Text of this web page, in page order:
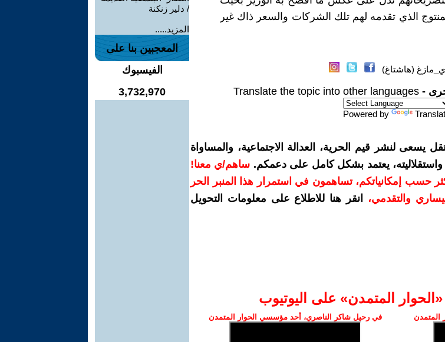
الذي تقدمه لهم تلك الشركات والسعر ذاك غير
(هاشتاغ)
-
Translate the topic into other languages
Powered by
لنشر قيم الحرية، العدالة الاجتماعية، والمساواة
يعتمد بشكل كامل على دعمكم. ساهم/ي معنا!
سنويًا أو أكثر حسب إمكانياتكم، تساهمون في استمرار هذا المنبر الحر
والتقدمي،
انقر هنا للاطلاع على معلومات التحويل
المتمدن» على اليوتيوب
المتمدن في رحيل شاكر الناصري، أحد مؤسسي الحوار المتمدن
/ دلير زنكنة
المزيد.....
المعجبين بنا على
الفيسبوك
3,732,970